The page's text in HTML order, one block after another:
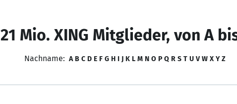
21 Mio. XING Mitglieder, von A
Nachname: A B C D E F G H I J K L M N O P Q R S T U V W X Y Z